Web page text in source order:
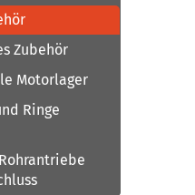
Zubehör
Motorlager
Ringe